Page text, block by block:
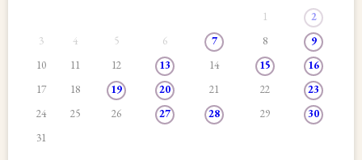
2026.08.20.
Szt. István király napi
Idősek Otthona
2026.08.23.
Évközi 21. vasárnapi
1
2
3
4 5 6 7 8
9
10
11 12 13 14 15
16
17
18 19 20 21 22
23
24
25 26 27 28 29
30
31